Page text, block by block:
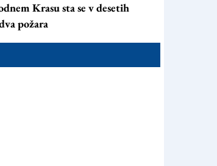
Krasu sta se v desetih
požara